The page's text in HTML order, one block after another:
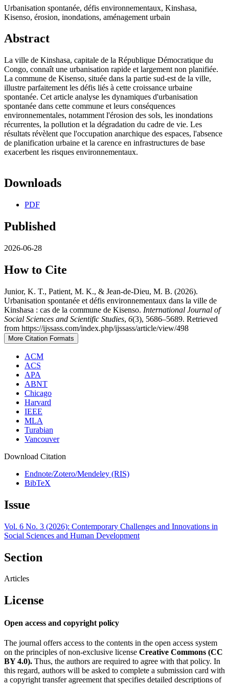
Urbanisation spontanée, défis environnementaux, Kinshasa,
Kisenso, érosion, inondations, aménagement urbain
Abstract
La ville de Kinshasa, capitale de la République Démocratique du
Congo, connaît une urbanisation rapide et largement non planifiée.
La commune de Kisenso, située dans la partie sud-est de la ville,
illustre parfaitement les défis liés à cette croissance urbaine
spontanée. Cet article analyse les dynamiques d'urbanisation
spontanée dans cette commune et leurs conséquences
environnementales, notamment l'érosion des sols, les inondations
récurrentes, la pollution et la dégradation du cadre de vie. Les
résultats révèlent que l'occupation anarchique des espaces, l'absence
de planification urbaine et la carence en infrastructures de base
exacerbent les risques environnementaux.
Downloads
PDF
Published
2026-06-28
How to Cite
Junior, K. T., Patient, M. K., & Jean-de-Dieu, M. B. (2026).
Urbanisation spontanée et défis environnementaux dans la ville de
Kinshasa : cas de la commune de Kisenso. International Journal of
Social Sciences and Scientific Studies, 6(3), 5686–5689. Retrieved
from https://ijssass.com/index.php/ijssass/article/view/498
More Citation Formats
ACM
ACS
APA
ABNT
Chicago
Harvard
IEEE
MLA
Turabian
Vancouver
Download Citation
Endnote/Zotero/Mendeley (RIS)
BibTeX
Issue
Vol. 6 No. 3 (2026): Contemporary Challenges and Innovations in
Social Sciences and Human Development
Section
Articles
License
Open access and copyright policy
The journal offers access to the contents in the open access system
on the principles of non-exclusive license Creative Commons (CC
BY 4.0). Thus, the authors are required to agree with that policy. In
this regard, authors will be asked to complete a submission card with
a copyright transfer agreement that specifies detailed descriptions of